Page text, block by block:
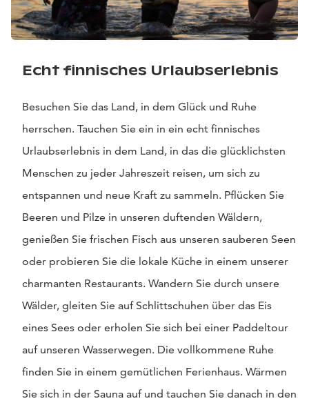
Echt finnisches Urlaubserlebnis
Besuchen Sie das Land, in dem Glück und Ruhe
herrschen. Tauchen Sie ein in ein echt finnisches
Urlaubserlebnis in dem Land, in das die glücklichsten
Menschen zu jeder Jahreszeit reisen, um sich zu
entspannen und neue Kraft zu sammeln. Pflücken Sie
Beeren und Pilze in unseren duftenden Wäldern,
genießen Sie frischen Fisch aus unseren sauberen Seen
oder probieren Sie die lokale Küche in einem unserer
charmanten Restaurants. Wandern Sie durch unsere
Wälder, gleiten Sie auf Schlittschuhen über das Eis
eines Sees oder erholen Sie sich bei einer Paddeltour
auf unseren Wasserwegen. Die vollkommene Ruhe
finden Sie in einem gemütlichen Ferienhaus. Wärmen
Sie sich in der Sauna auf und tauchen Sie danach in den